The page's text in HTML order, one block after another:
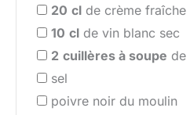
20 cl de crème
10 cl de vin blanc sec
2 cuillères à soupe de
sel
poivre noir du moulin